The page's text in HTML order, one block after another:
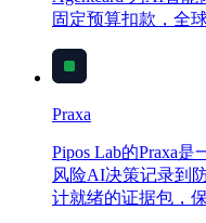
固定预算扣款，全球
Praxa
Pipos Lab的Praxa
风险AI决策记录到
计就绪的证据包，